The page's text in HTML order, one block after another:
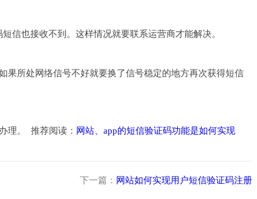
信也接收不到。这样情况就要联系运营商才能解决。
果所处网络信号不好就要换了信号稳定的地方再次获得短信
理。 推荐阅读： 网站、app的短信验证码功能是如何实现
下一篇： 网站如何实现用户短信验证码注册